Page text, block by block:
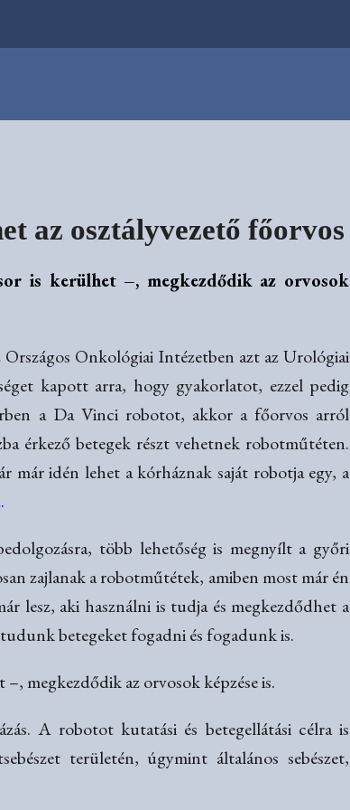
az osztályvezető főorvos
is kerülhet –, megkezdődik az orvosok
Onkológiai Intézetben azt az Urológiai
kapott arra, hogy gyakorlatot, ezzel pedig
a Da Vinci robotot, akkor a főorvos arról
érkező betegek részt vehetnek robotműtéten.
már idén lehet a kórháznak saját robotja egy, a
több lehetőség is megnyílt a győri
zajlanak a robotműtétek, amiben most már én
lesz, aki használni is tudja és megkezdődhet a
betegeket fogadni és fogadunk is.
megkezdődik az orvosok képzése is.
A robotot kutatási és betegellátási célra is
területén, úgymint általános sebészet,